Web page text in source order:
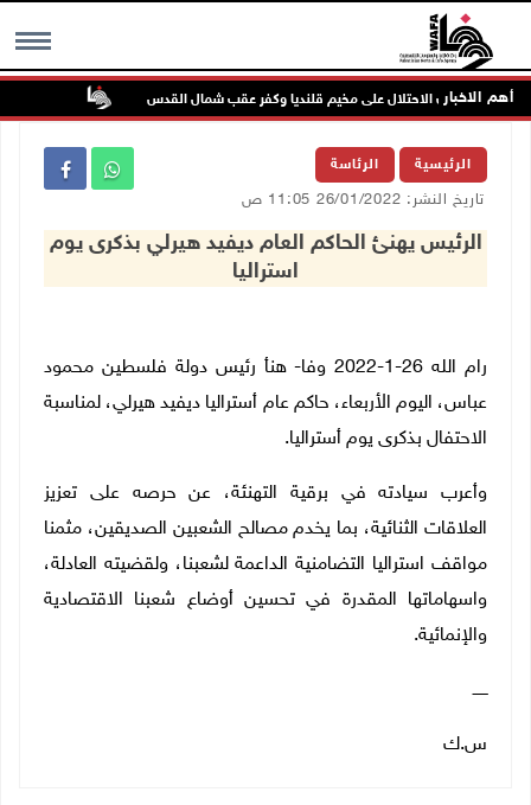
MENU أهم الاخبار
الرئيسية الرئاسة
تاريخ النشر: 26/01/2022 11:05 ص
الرئيس يهنئ الحاكم العام ديفيد هيرلي بذكرى يوم
استراليا
رام الله 26-1-2022 وفا- هنأ رئيس دولة فلسطين محمود
عباس، اليوم الأربعاء، حاكم عام أستراليا ديفيد هيرلي، لمناسبة
الاحتفال بذكرى يوم أستراليا.
وأعرب سيادته في برقية التهنئة، عن حرصه على تعزيز
العلاقات الثنائية، بما يخدم مصالح الشعبين الصديقين، مثمنا
مواقف استراليا التضامنية الداعمة لشعبنا، ولقضيته العادلة،
واسهاماتها المقدرة في تحسين أوضاع شعبنا الاقتصادية
والإنمائية.
ــــــ
س.ك